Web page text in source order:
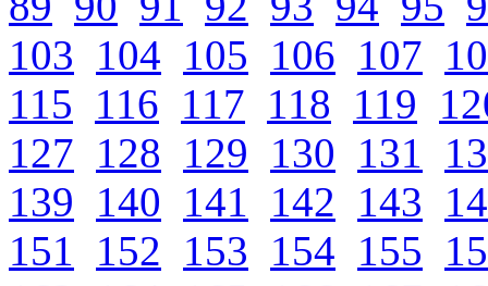
103 104 105 106 107
115 116 117 118 119
127 128 129 130 131
139 140 141 142 143
151
152 153 154 155